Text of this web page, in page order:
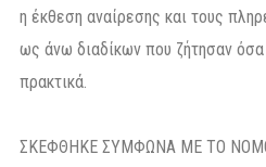
η έκθεση αναίρεσης και τους
ως άνω διαδίκων που ζήτησαν
πρακτικά.
ΣΚΕΦΘΗΚΕ ΣΥΜΦΩΝΑ ΜΕ ΤΟ